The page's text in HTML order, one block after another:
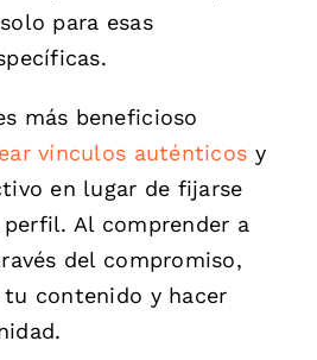
para esas
más beneficioso
vínculos auténticos y
en lugar de fijarse
Al comprender a
del compromiso,
tu contenido y hacer